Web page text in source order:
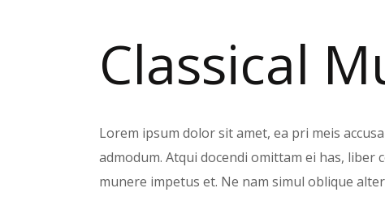
Classical
Lorem ipsum dolor sit amet, ea pri meis
admodum. Atqui docendi omittam ei has, liber
munere impetus et. Ne nam simul oblique